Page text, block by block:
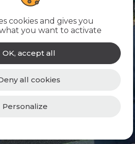
que vous recherchez
vous conseillons de
la page d'accueil.
À L'ACCUEIL
cookies and gives you
you want to activate
OK, accept all
all cookies
Personalize